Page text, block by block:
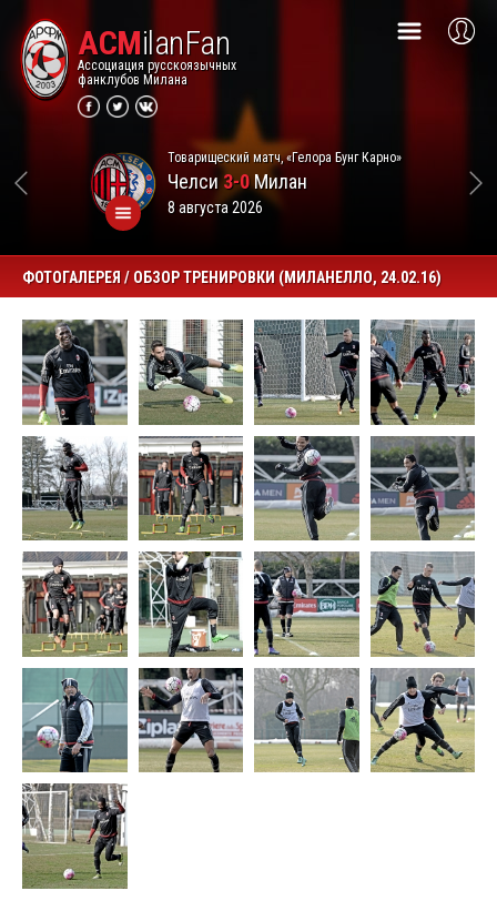
ACMilanFan
Ассоциация русскоязычных
фанклубов Милана
Товарищеский матч, «Гелора Бунг Карно»
Челси3-0Милан
8 августа 2026
ФОТОГАЛЕРЕЯ / ОБЗОР ТРЕНИРОВКИ (МИЛАНЕЛЛО, 24.02.16)